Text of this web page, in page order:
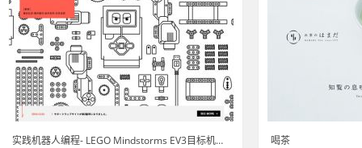
实践机器人编程- LEGO Mindstorms EV3目标机器人! 喝茶